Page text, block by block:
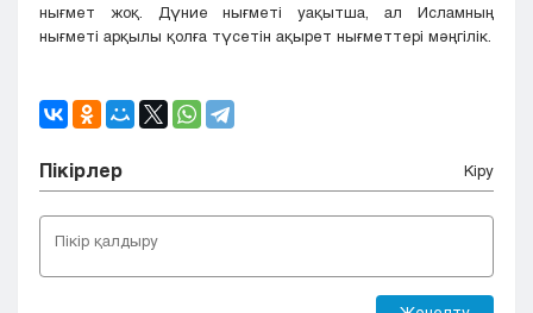
нығмет жоқ. Дүние нығметі уақытша, ал Исламның
нығметі арқылы қолға түсетін ақырет нығметтері мәңгілік.
Пікірлер Кіру